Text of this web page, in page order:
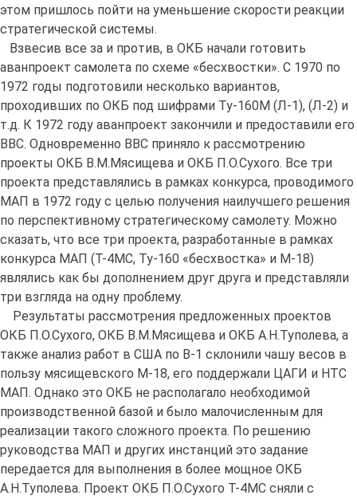
этом пришлось пойти на уменьшение скорости реакции
стратегической системы.
Взвесив все за и против, в ОКБ начали готовить
аванпроект самолета по схеме «бесхвостки». С 1970 по
1972 годы подготовили несколько вариантов,
проходивших по ОКБ под шифрами Ту-160М (Л-1), (Л-2) и
т.д. К 1972 году аванпроект закончили и предоставили его
ВВС. Одновременно ВВС приняло к рассмотрению
проекты ОКБ В.М.Мясищева и ОКБ П.О.Сухого. Все три
проекта представлялись в рамках конкурса, проводимого
МАП в 1972 году с целью получения наилучшего решения
по перспективному стратегическому самолету. Можно
сказать, что все три проекта, разработанные в рамках
конкурса МАП (Т-4МС, Ту-160 «бесхвостка» и М-18)
являлись как бы дополнением друг друга и представляли
три взгляда на одну проблему.
Результаты рассмотрения предложенных проектов
ОКБ П.О.Сухого, ОКБ В.М.Мясищева и ОКБ А.Н.Туполева, а
также анализ работ в США по В-1 склонили чашу весов в
пользу мясищевского М-18, его поддержали ЦАГИ и НТС
МАП. Однако это ОКБ не располагало необходимой
производственной базой и было малочисленным для
реализации такого сложного проекта. По решению
руководства МАП и других инстанций это задание
передается для выполнения в более мощное ОКБ
А.Н.Туполева. Проект ОКБ П.О.Сухого Т-4МС сняли с